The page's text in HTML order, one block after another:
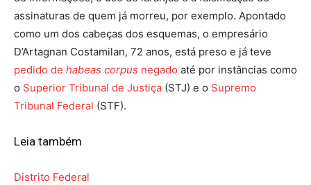
assinaturas de quem já morreu, por exemplo. Apontado
como um dos cabeças dos esquemas, o empresário
D’Artagnan Costamilan, 72 anos, está preso e já teve
pedido de habeas corpus negado até por instâncias como
o Superior Tribunal de Justiça (STJ) e o Supremo
Tribunal Federal (STF).
Leia também
Distrito Federal